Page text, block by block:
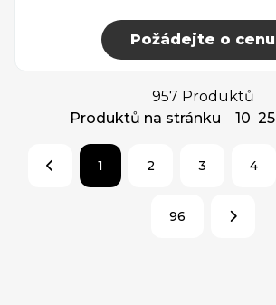
Požádejte o cenu
957 Produktů
Produktů na stránku
10 25
1 2 3 4
96